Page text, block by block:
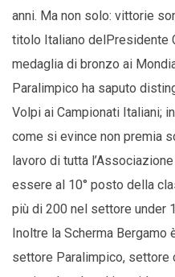
anni. Ma non solo: vittorie
titolo Italiano delPresidente
medaglia di bronzo ai
Paralimpico ha saputo
Volpi ai Campionati Italiani;
come si evince non premia
lavoro di tutta
essere al 10° posto della
più di 200 nel settore under
Inoltre la Scherma Bergamo
settore Paralimpico, settore